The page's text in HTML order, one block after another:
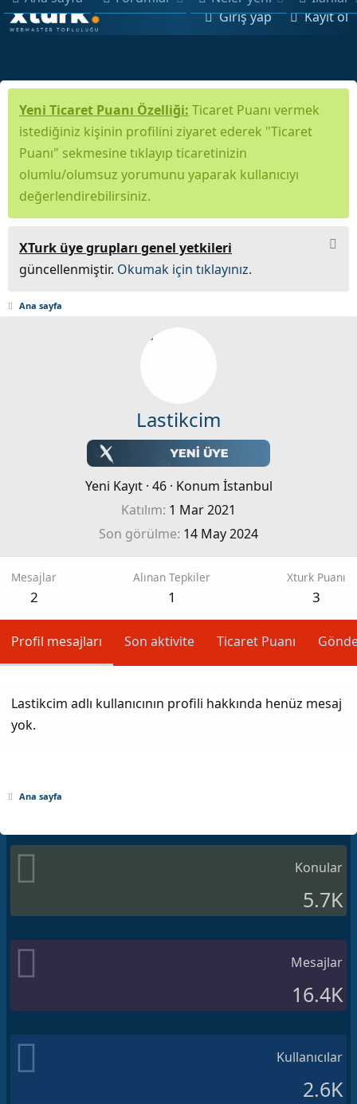
Giriş yap Kayıt ol
Yeni Ticaret Puanı Özelliği: Ticaret Puanı vermek
istediğiniz kişinin profilini ziyaret ederek "Ticaret
Puanı" sekmesine tıklayıp ticaretinizin
olumlu/olumsuz yorumunu yaparak kullanıcıyı
değerlendirebilirsiniz.
XTurk üye grupları genel yetkileri
güncellenmiştir. Okumak için tıklayınız.
Ana sayfa
Lastikcim
Yeni Kayıt · 46 · Konum İstanbul
Katılım 1 Mar 2021
Son görülme 14 May 2024
Mesajlar
2
Alınan Tepkiler
1
Xturk Puanı
3
Profil mesajları Son aktivite Ticaret Puanı
Lastikcim adlı kullanıcının profili hakkında henüz mesaj
yok.
Ana sayfa
Konular
5.7K
Mesajlar
16.4K
Kullanıcılar
2.6K